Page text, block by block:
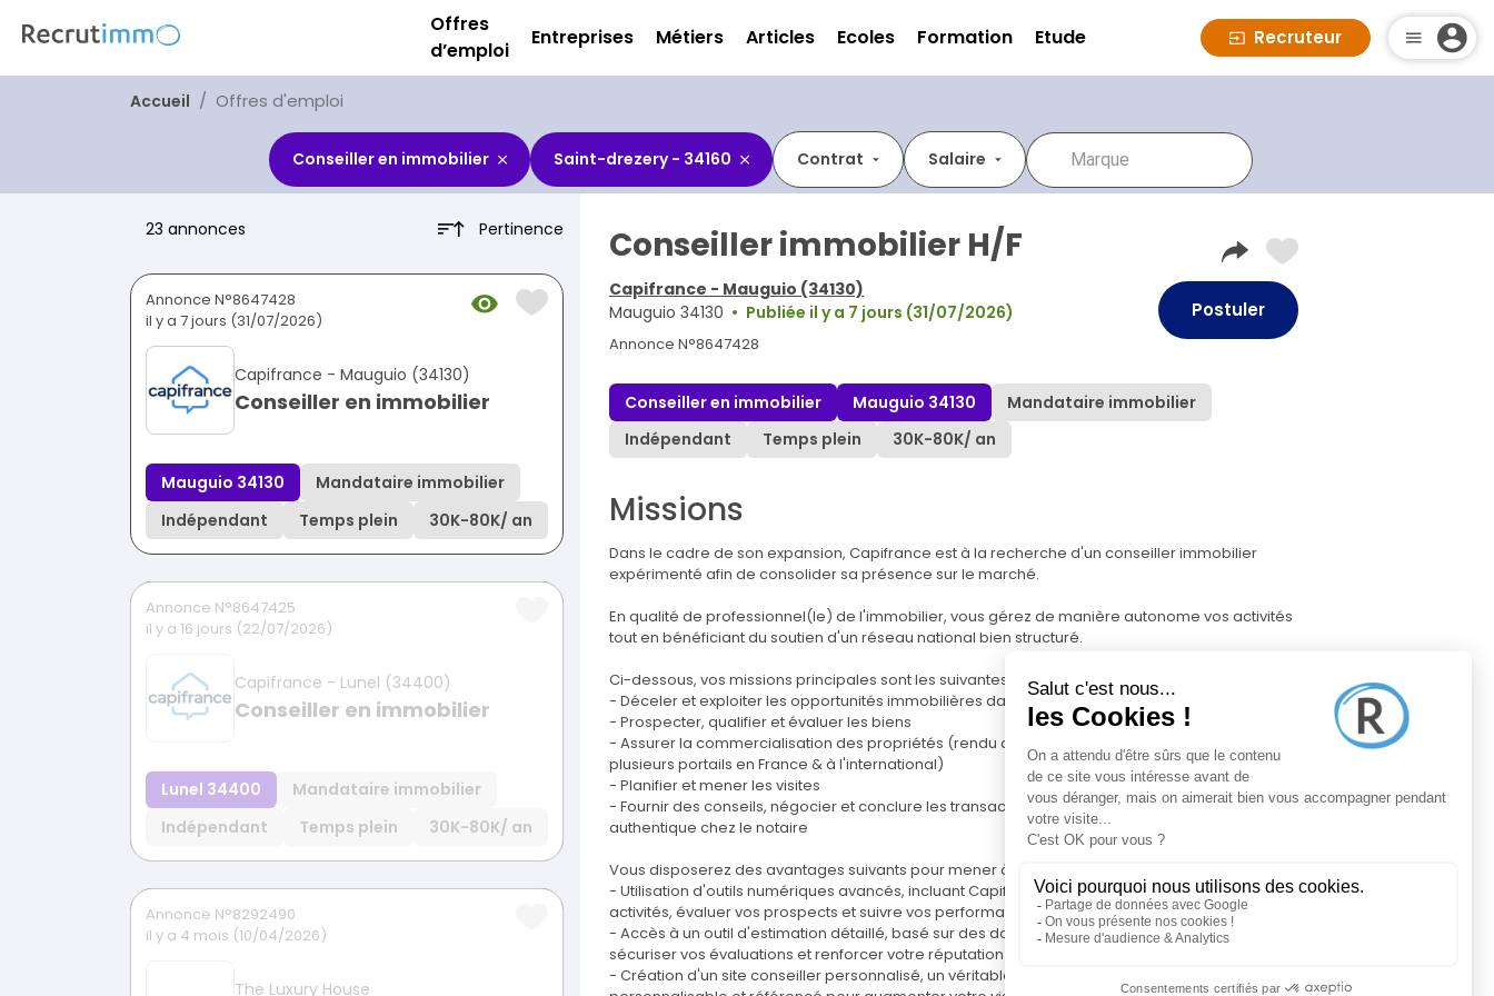
Offres
d’emploi
Entreprises Métiers Articles Ecoles Formation Etude Recruteur
Accueil Offres d'emploi
Conseiller en immobilier Saint-drezery - 34160 Contrat Salaire
23 annonces Pertinence
Annonce N°8647428
il y a 7 jours (31/07/2026)
Capifrance - Mauguio (34130)
Conseiller en immobilier
Mauguio 34130
Mandataire immobilier
Indépendant
Temps plein 30K-80K/ an
Annonce N°8647425
il y a 16 jours (22/07/2026)
Capifrance - Lunel (34400)
Conseiller en immobilier
Lunel 34400
Mandataire immobilier
Indépendant
Temps plein 30K-80K/ an
Annonce N°8292490
il y a 4 mois (10/04/2026)
The Luxury House
Conseiller immobilier H/F
Capifrance - Mauguio (34130)
Mauguio 34130
Publiée il y a 7 jours (31/07/2026)
Annonce N°8647428
Postuler
Conseiller en immobilier Mauguio 34130
Mandataire immobilier
Indépendant
Temps plein 30K-80K/ an
Missions
Dans le cadre de son expansion, Capifrance est à la recherche d'un conseiller immobilier
expérimenté afin de consolider sa présence sur le marché.
En qualité de professionnel(le) de l'immobilier, vous gérez de manière autonome vos activités
tout en bénéficiant du soutien d'un réseau national bien structuré.
Ci-dessous, vos missions principales sont les suivantes :
- Déceler et exploiter les opportunités immobilières dans votre secteur d'intervention
- Prospecter, qualifier et évaluer les biens
- Assurer la commercialisation des propriétés (rendu attrayant, prise de photos, diffusion sur
plusieurs portails en France & à l'international)
- Planifier et mener les visites
- Fournir des conseils, négocier et conclure les transactions jusqu'à la signature de l'acte
authentique chez le notaire
Vous disposerez des avantages suivants pour mener à bien votre mission :
- Utilisation d'outils numériques avancés, incluant Capifrance Pro, pour gérer efficacement vos
activités, évaluer vos prospects et suivre vos performances
- Accès à un outil d'estimation détaillé, basé sur des données de marché précises, afin de
sécuriser vos évaluations et renforcer votre réputation auprès des vendeurs
- Création d'un site conseiller personnalisé, un véritable atout digital à votre nom, totalement